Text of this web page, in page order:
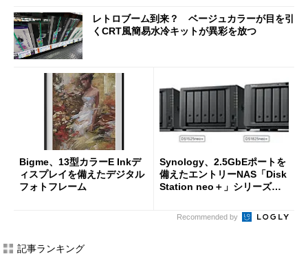
レトロブーム到来？ ベージュカラーが目を引
くCRT風簡易水冷キットが異彩を放つ
Bigme、13型カラーE Inkデ
ィスプレイを備えたデジタル
フォトフレーム
Synology、2.5GbEポートを
備えたエントリーNAS「Disk
Station neo＋」シリーズを
Recommended by
記事ランキング